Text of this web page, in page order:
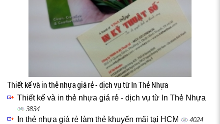
Thiết kế và in thẻ nhựa giá rẻ - dịch vụ từ In Thẻ Nhựa
Thiết kế và in thẻ nhựa giá rẻ - dịch vụ từ In Thẻ Nhựa
3834
In thẻ nhựa giá rẻ làm thẻ khuyến mãi tại HCM 4024